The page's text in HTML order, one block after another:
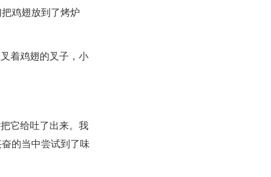
鸡翅放到了烤炉
着鸡翅的叉子，小
它给吐了出来。我
的当中尝试到了味